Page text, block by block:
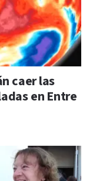
caer las
en Entre